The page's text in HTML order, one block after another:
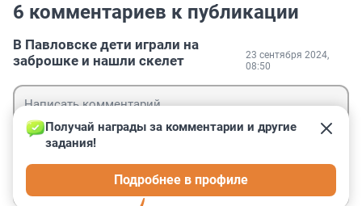
6 комментариев к публикации
В Павловске дети играли на
заброшке и нашли скелет
23 сентября 2024,
08:50
Получай награды за комментарии и другие
задания!
Подробнее в профиле